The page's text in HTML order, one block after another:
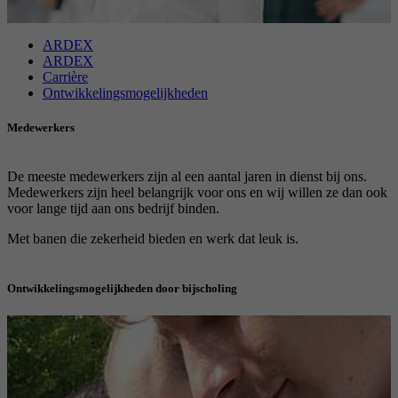
ARDEX
ARDEX
Carrière
Ontwikkelingsmogelijkheden
Medewerkers
De meeste medewerkers zijn al een aantal jaren in dienst bij ons.
Medewerkers zijn heel belangrijk voor ons en wij willen ze dan ook
voor lange tijd aan ons bedrijf binden.
Met banen die zekerheid bieden en werk dat leuk is.
Ontwikkelingsmogelijkheden door bijscholing
Bij
ARDEX
hechten
we
Naam __cf_bm
Aanbieder
Looptijd 30 minuten
Doel
Dient als licentie om een lettertype van
Naam _GRECAPTCHA
Aanbieder Google reCAPTCHA
Looptijd
Aanbieder
scripts en gebeurtenissen.